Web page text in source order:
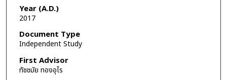
Year (A.D.)
2017
Document Type
Independent Study
First Advisor
ทัชชมัย ทองอุไร